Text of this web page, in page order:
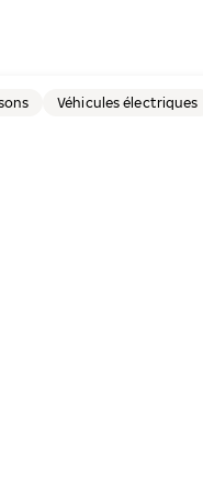
Véhicules électriques